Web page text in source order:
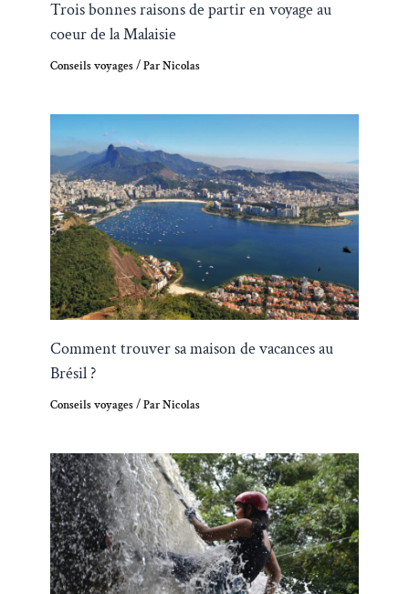
Trois bonnes raisons de partir en voyage au
coeur de la Malaisie
Conseils voyages/ ParNicolas
Comment trouver sa maison de vacances au
Brésil ?
Conseils voyages/ ParNicolas